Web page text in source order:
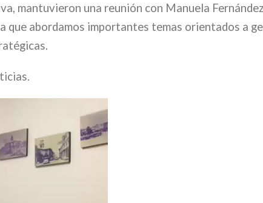
mantuvieron una reunión con Manuela
que abordamos importantes temas orientados a